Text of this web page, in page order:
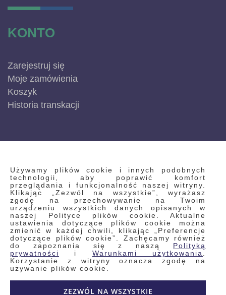
Używamy plików cookie i innych podobnych
technologii, aby poprawić komfort
przeglądania i funkcjonalność naszej witryny.
Klikając „Zezwól na wszystkie”, wyrażasz
zgodę na przechowywanie na Twoim
urządzeniu wszystkich danych opisanych w
naszej Polityce plików cookie. Aktualne
ustawienia dotyczące plików cookie można
zmienić w każdej chwili, klikając „Preferencje
dotyczące plików cookie”. Zachęcamy również
do zapoznania się z naszą Polityką
prywatności
i Warunkami użytkowania
Korzystanie z witryny oznacza zgodę na
używanie plików cookie.
ZEZWÓL NA WSZYSTKIE
KONTO
Zarejestruj się
Moje zamówienia
Koszyk
Historia transkacji
INFORMACJE
Regulamin
Polityka prywatności i pliki cookie
Wyszukiwane frazy
Wyszukiwanie zaawansowane
Zamówienia
Skontaktuj się z nami
Odstąp od umowy